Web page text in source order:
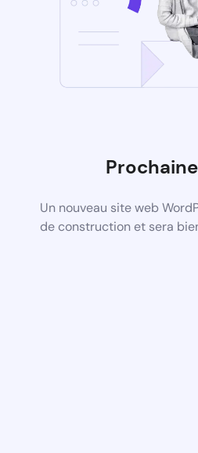
Un nouveau site web
de construction et sera